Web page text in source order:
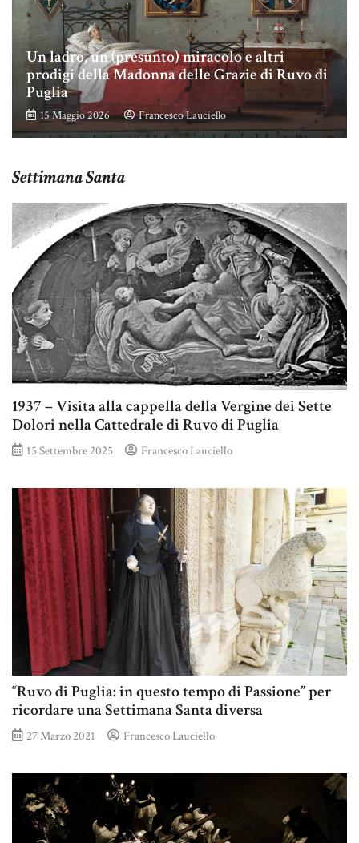
Un ladro, un (presunto) miracolo e altri
prodigi della Madonna delle Grazie di Ruvo di
Puglia
15 Maggio 2026 Francesco Lauciello
Settimana Santa
1937 – Visita alla cappella della Vergine dei Sette
Dolori nella Cattedrale di Ruvo di Puglia
15 Settembre 2025 Francesco Lauciello
“Ruvo di Puglia: in questo tempo di Passione” per
ricordare una Settimana Santa diversa
27 Marzo 2021 Francesco Lauciello